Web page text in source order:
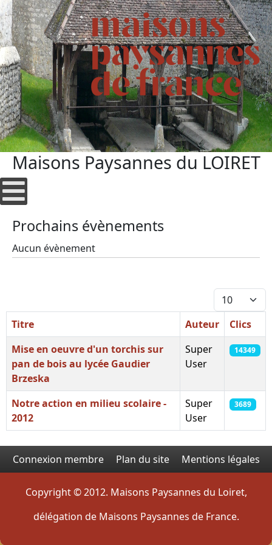
Maisons Paysannes du LOIRET
Prochains évènements
Aucun évènement
Afficher #
Titre Auteur
Clics
Mise en oeuvre d'un torchis sur
pan de bois au lycée Gaudier
Brzeska
Super
User
14349
Notre action en milieu scolaire -
2012
Super
User
3689
Connexion membre Plan du site Mentions légales
Copyright © 2012. Maisons Paysannes du Loiret,
délégation de Maisons Paysannes de France.